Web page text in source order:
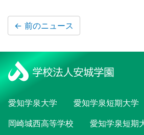
← 前のニュース
愛知学泉大学 愛知学泉短期大学
岡崎城西高等学校
愛知学泉短期